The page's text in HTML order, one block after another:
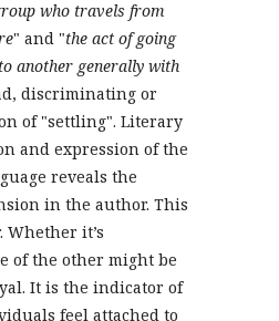
who travels from
" and "the act of going
another generally with
discriminating or
of "settling". Literary
and expression of the
reveals the
in the author. This
it’s
of the other might be
It is the indicator of
feel attached to